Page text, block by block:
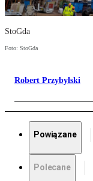
StoGda
Foto: StoGda
Robert Przybylski
Powiązane
Polecane